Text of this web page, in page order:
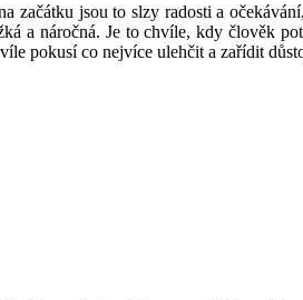
začátku jsou to slzy radosti a
a náročná. Je to chvíle, kdy člověk
pokusí co nejvíce ulehčit a zařídit